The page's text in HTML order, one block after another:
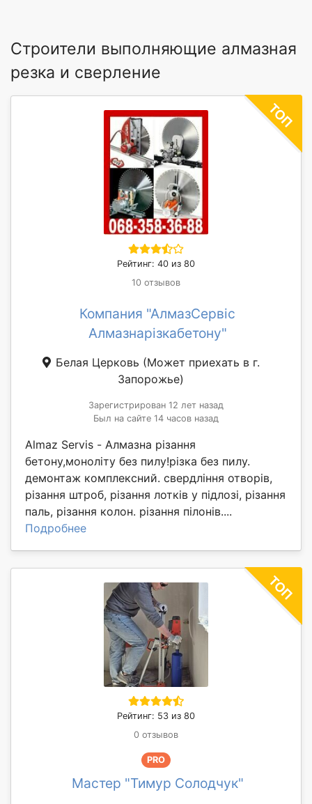
Строители выполняющие алмазная
резка и сверление
Рейтинг: 40 из 80
10 отзывов
Компания "АлмазСервіс
Алмазнарізкабетону"
Белая Церковь (Может приехать в г.
Запорожье)
Зарегистрирован 12 лет назад
Был на сайте 14 часов назад
Almaz Servis - Алмазна різання
бетону,моноліту без пилу!різка без пилу.
демонтаж комплексний. свердління отворів,
різання штроб, різання лотків у підлозі, різання
паль, різання колон. різання пілонів....
Подробнее
Рейтинг: 53 из 80
0 отзывов
PRO
Мастер "Тимур Солодчук"